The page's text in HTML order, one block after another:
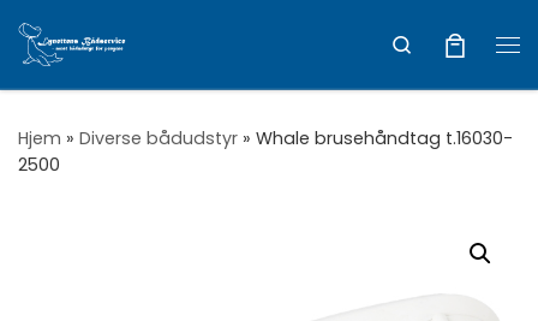
Vis hele indholdet
Search
Hjem » Diverse bådudstyr » Whale brusehåndtag t.16030-
2500